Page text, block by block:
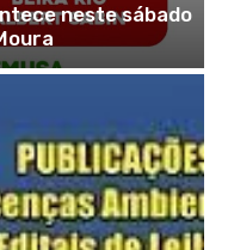
neste sábado